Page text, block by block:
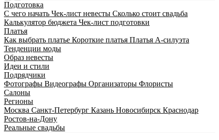
Подготовка
С чего начать Чек-лист невесты Сколько стоит свадьба
Калькулятор бюджета Чек-лист подготовки
Платья
Как выбрать платье Короткие платья Платья А-силуэта
Тенденции моды
Образ невесты
Идеи и стили
Подрядчики
Фотографы Видеографы Организаторы Флористы
Салоны
Регионы
Москва Санкт-Петербург Казань Новосибирск Краснодар
Ростов-на-Дону
Реальные свадьбы